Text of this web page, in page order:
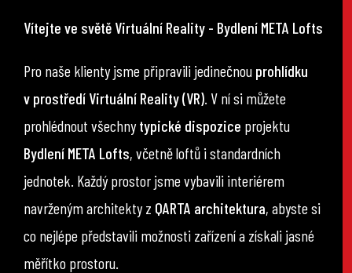
Vítejte ve světě Virtuální Reality - Bydlení META Lofts
Pro naše klienty jsme připravili jedinečnou prohlídku
v prostředí Virtuální Reality (VR). V ní si můžete
prohlédnout všechnytypické dispozice projektu
Bydlení META Lofts, včetně loftů i standardních
jednotek. Každý prostor jsme vybavili interiérem
navrženým architekty z QARTA architektura, abyste si
co nejlépe představili možnosti zařízení a získali jasné
měřítko prostoru.